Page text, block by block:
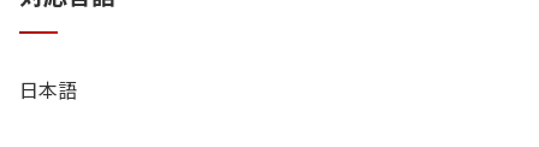
日本語